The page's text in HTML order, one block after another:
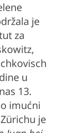
je
za
u
13.
imućni
je